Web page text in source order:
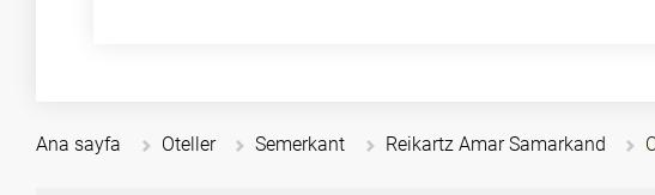
Ana sayfa Oteller Semerkant Reikartz Amar Samarkand